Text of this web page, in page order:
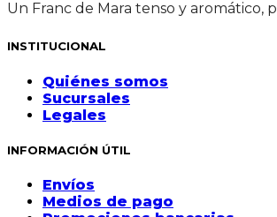
Un Franc de Mara tenso y aromático,
INSTITUCIONAL
Quiénes somos
Sucursales
Legales
INFORMACIÓN ÚTIL
Envíos
Medios de pago